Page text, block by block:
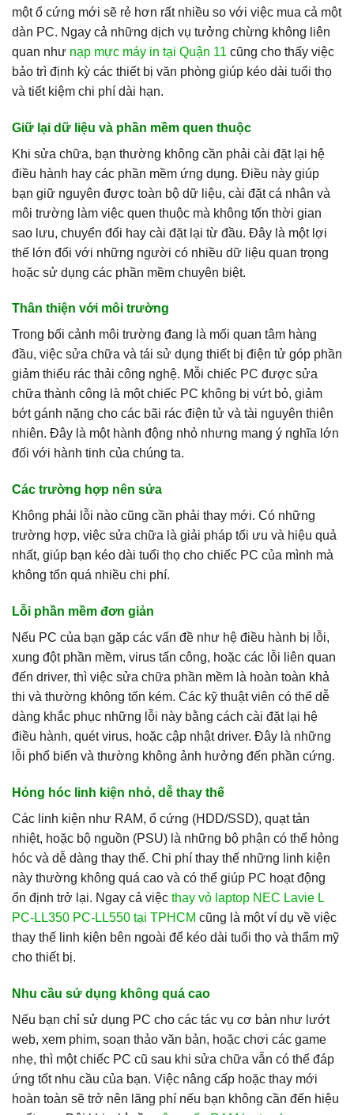
một ổ cứng mới sẽ rẻ hơn rất nhiều so với việc mua cả một
dàn PC. Ngay cả những dịch vụ tưởng chừng không liên
quan như nạp mực máy in tại Quận 11 cũng cho thấy việc
bảo trì định kỳ các thiết bị văn phòng giúp kéo dài tuổi thọ
và tiết kiệm chi phí dài hạn.
Giữ lại dữ liệu và phần mềm quen thuộc
Khi sửa chữa, bạn thường không cần phải cài đặt lại hệ
điều hành hay các phần mềm ứng dụng. Điều này giúp
bạn giữ nguyên được toàn bộ dữ liệu, cài đặt cá nhân và
môi trường làm việc quen thuộc mà không tốn thời gian
sao lưu, chuyển đổi hay cài đặt lại từ đầu. Đây là một lợi
thế lớn đối với những người có nhiều dữ liệu quan trọng
hoặc sử dụng các phần mềm chuyên biệt.
Thân thiện với môi trường
Trong bối cảnh môi trường đang là mối quan tâm hàng
đầu, việc sửa chữa và tái sử dụng thiết bị điện tử góp phần
giảm thiểu rác thải công nghệ. Mỗi chiếc PC được sửa
chữa thành công là một chiếc PC không bị vứt bỏ, giảm
bớt gánh nặng cho các bãi rác điện tử và tài nguyên thiên
nhiên. Đây là một hành động nhỏ nhưng mang ý nghĩa lớn
đối với hành tinh của chúng ta.
Các trường hợp nên sửa
Không phải lỗi nào cũng cần phải thay mới. Có những
trường hợp, việc sửa chữa là giải pháp tối ưu và hiệu quả
nhất, giúp bạn kéo dài tuổi thọ cho chiếc PC của mình mà
không tốn quá nhiều chi phí.
Lỗi phần mềm đơn giản
Nếu PC của bạn gặp các vấn đề như hệ điều hành bị lỗi,
xung đột phần mềm, virus tấn công, hoặc các lỗi liên quan
đến driver, thì việc sửa chữa phần mềm là hoàn toàn khả
thi và thường không tốn kém. Các kỹ thuật viên có thể dễ
dàng khắc phục những lỗi này bằng cách cài đặt lại hệ
điều hành, quét virus, hoặc cập nhật driver. Đây là những
lỗi phổ biến và thường không ảnh hưởng đến phần cứng.
Hỏng hóc linh kiện nhỏ, dễ thay thế
Các linh kiện như RAM, ổ cứng (HDD/SSD), quạt tản
nhiệt, hoặc bộ nguồn (PSU) là những bộ phận có thể hỏng
hóc và dễ dàng thay thế. Chi phí thay thế những linh kiện
này thường không quá cao và có thể giúp PC hoạt động
ổn định trở lại. Ngay cả việc thay vỏ laptop NEC Lavie L
PC-LL350 PC-LL550 tại TPHCM cũng là một ví dụ về việc
thay thế linh kiện bên ngoài để kéo dài tuổi thọ và thẩm mỹ
cho thiết bị.
Nhu cầu sử dụng không quá cao
Nếu bạn chỉ sử dụng PC cho các tác vụ cơ bản như lướt
web, xem phim, soạn thảo văn bản, hoặc chơi các game
nhẹ, thì một chiếc PC cũ sau khi sửa chữa vẫn có thể đáp
ứng tốt nhu cầu của bạn. Việc nâng cấp hoặc thay mới
hoàn toàn sẽ trở nên lãng phí nếu bạn không cần đến hiệu